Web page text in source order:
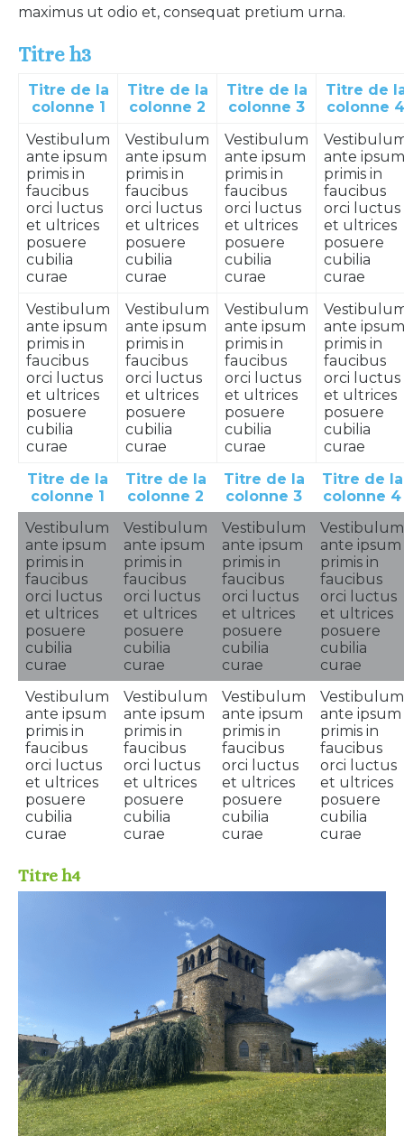
maximus ut odio et, consequat pretium urna.
Titre h3
Titre de la
colonne 1
Titre de la
colonne 2
Titre de la
colonne 3
Titre de
colonne 4
Vestibulum
ante ipsum
primis in
faucibus
orci luctus
et ultrices
posuere
cubilia
curae
Vestibulum
ante ipsum
primis in
faucibus
orci luctus
et ultrices
posuere
cubilia
curae
Vestibulum
ante ipsum
primis in
faucibus
orci luctus
et ultrices
posuere
cubilia
curae
ante ipsum
primis in
faucibus
orci luctus
et ultrices
posuere
cubilia
curae
Vestibulum
ante ipsum
primis in
faucibus
orci luctus
et ultrices
posuere
cubilia
curae
Vestibulum
ante ipsum
primis in
faucibus
orci luctus
et ultrices
posuere
cubilia
curae
Vestibulum
ante ipsum
primis in
faucibus
orci luctus
et ultrices
posuere
cubilia
curae
ante ipsum
primis in
faucibus
orci luctus
et ultrices
posuere
cubilia
curae
Titre de la
colonne 1
Titre de la
colonne 2
Titre de la
colonne 3
Titre de la
colonne 4
Vestibulum
ante ipsum
primis in
faucibus
orci luctus
et ultrices
posuere
cubilia
curae
Vestibulum
ante ipsum
primis in
faucibus
orci luctus
et ultrices
posuere
cubilia
curae
Vestibulum
ante ipsum
primis in
faucibus
orci luctus
et ultrices
posuere
cubilia
curae
Vestibulum
ante ipsum
primis in
faucibus
orci luctus
et ultrices
posuere
cubilia
curae
Vestibulum
ante ipsum
primis in
faucibus
orci luctus
et ultrices
posuere
cubilia
curae
Vestibulum
ante ipsum
primis in
faucibus
orci luctus
et ultrices
posuere
cubilia
curae
Vestibulum
ante ipsum
primis in
faucibus
orci luctus
et ultrices
posuere
cubilia
curae
Vestibulum
ante ipsum
primis in
faucibus
orci luctus
et ultrices
posuere
cubilia
curae
Titre h4